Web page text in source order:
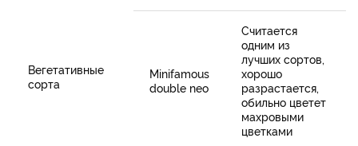
Вегетативные
сорта
Minifamous
double neo
Cчитается
одним из
лучших сортов,
хорошо
разрастается,
обильно цветет
махровыми
цветками